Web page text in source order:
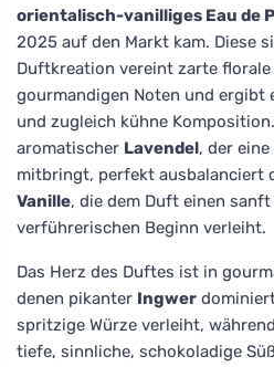
orientalisch-vanilliges Eau de
2025 auf den Markt kam. Diese
Duftkreation vereint zarte
gourmandigen Noten und ergibt
und zugleich kühne
aromatischer Lavendel, der
mitbringt, perfekt ausbalanciert
Vanille, die dem Duft einen
verführerischen Beginn verleiht.
Das Herz des Duftes ist in
denen pikanter Ingwer
spritzige Würze verleiht,
tiefe, sinnliche, schokoladige